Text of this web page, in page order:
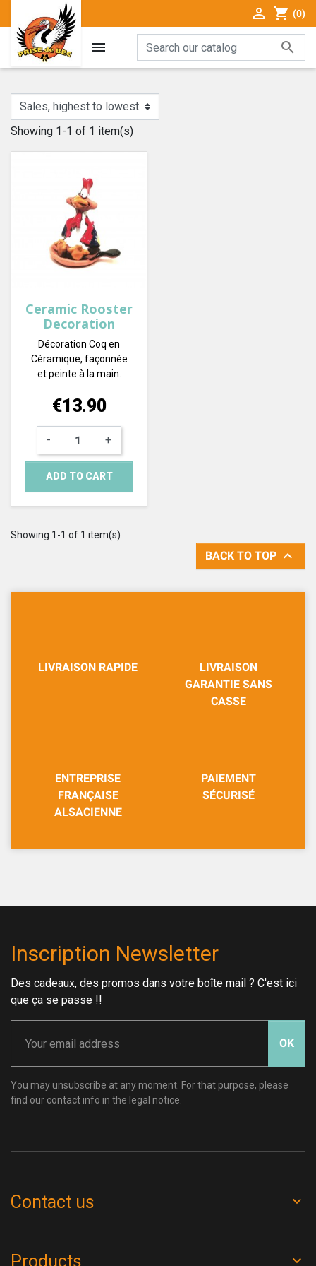
 shopping_cart (0)
 
Showing 1-1 of 1 item(s)
Ceramic Rooster
Decoration
Décoration Coq en
Céramique, façonnée
et peinte à la main.
Price
€13.90
- +
ADD TO CART
Showing 1-1 of 1 item(s)
BACK TO TOP 
LIVRAISON RAPIDE
LIVRAISON
GARANTIE SANS
CASSE
ENTREPRISE
FRANÇAISE
ALSACIENNE
PAIEMENT
SÉCURISÉ
Inscription Newsletter
Des cadeaux, des promos dans votre boîte mail ? C'est ici
que ça se passe !!
OK
You may unsubscribe at any moment. For that purpose, please
find our contact info in the legal notice.
Contact us
Products